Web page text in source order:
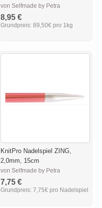
von Selfmade by Petra
8,95 €
Grundpreis: 89,50€ pro 1kg
KnitPro Nadelspiel ZING,
2,0mm, 15cm
von Selfmade by Petra
7,75 €
Grundpreis: 7,75€ pro Nadelspiel